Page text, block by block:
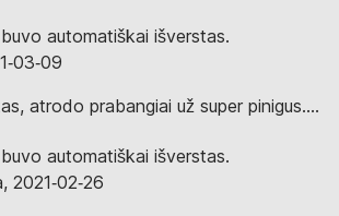
automatiškai išverstas.
atrodo prabangiai už super pinigus....
automatiškai išverstas.
, 2021‑02‑26